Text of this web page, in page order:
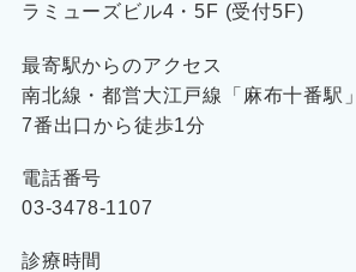
ラミューズビル4・5F (受付5F)
最寄駅からのアクセス
南北線・都営大江戸線「麻布十番駅」
7番出口から徒歩1分
電話番号
03-3478-1107
診療時間